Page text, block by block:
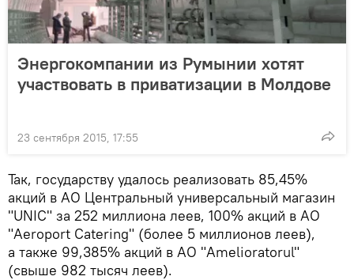
Энергокомпании из Румынии хотят
участвовать в приватизации в Молдове
23 сентября 2015, 17:55
Так, государству удалось реализовать 85,45%
акций в АО Центральный универсальный магазин
"UNIC" за 252 миллиона леев, 100% акций в АО
"Aeroport Catering" (более 5 миллионов леев),
а также 99,385% акций в АО "Amelioratorul"
(свыше 982 тысяч леев).